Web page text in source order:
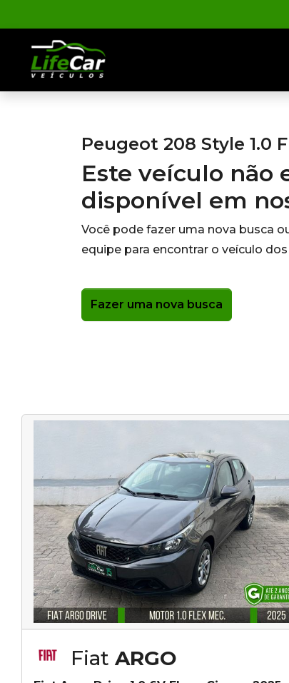
Peugeot 208 Style 1.0
Este veículo não
disponível em
Você pode fazer uma nova busca
equipe para encontrar o veículo
Fazer uma nova busca
Fiat ARGO